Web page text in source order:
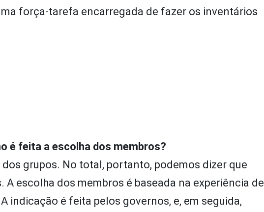
força-tarefa encarregada de fazer os inventários
é feita a escolha dos membros?
grupos. No total, portanto, podemos dizer que
A escolha dos membros é baseada na experiência de
indicação é feita pelos governos, e, em seguida,